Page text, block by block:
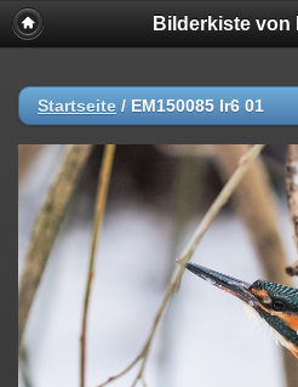
Bilderkiste von
Startseite / EM150085 lr6 01